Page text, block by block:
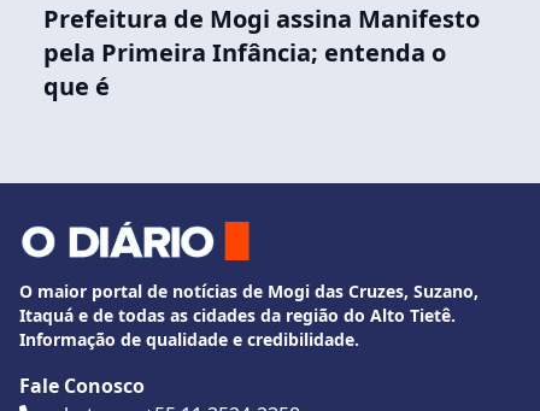
Prefeitura de Mogi assina Manifesto
pela Primeira Infância; entenda o
que é
O maior portal de notícias de Mogi das Cruzes, Suzano,
Itaquá e de todas as cidades da região do Alto Tietê.
Informação de qualidade e credibilidade.
Fale Conosco